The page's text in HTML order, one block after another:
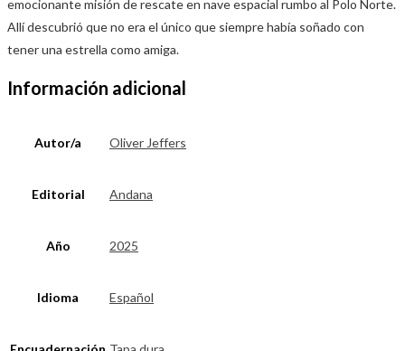
emocionante misión de rescate en nave espacial rumbo al Polo Norte.
Allí descubrió que no era el único que siempre había soñado con
tener una estrella como amiga.
Información adicional
Autor/a Oliver Jeffers
Editorial Andana
Año 2025
Idioma Español